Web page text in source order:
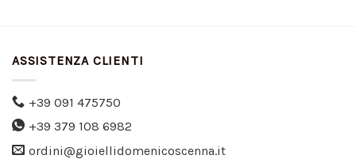
ASSISTENZA CLIENTI
+39 091 475750
+39 379 108 6982
ordini@gioiellidomenicoscenna.it